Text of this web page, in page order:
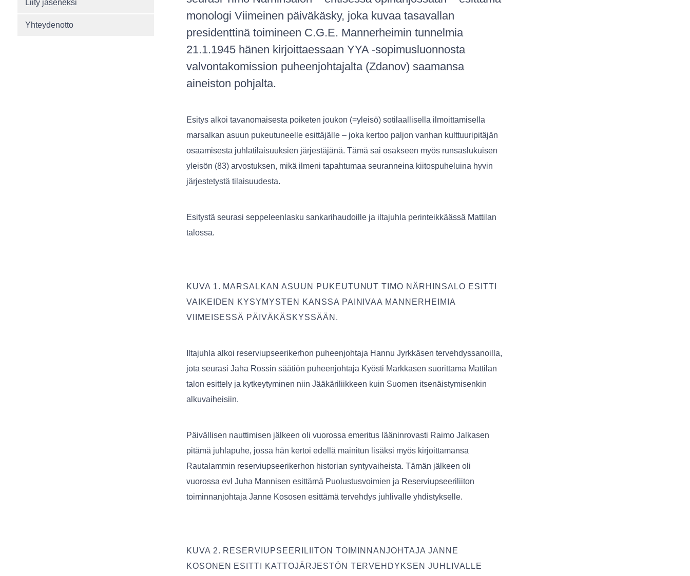
Liity jäseneksi
Yhteydenotto
monologi Viimeinen päiväkäsky, joka kuvaa tasavallan
presidenttinä toimineen C.G.E. Mannerheimin tunnelmia
21.1.1945 hänen kirjoittaessaan YYA -sopimusluonnosta
valvontakomission puheenjohtajalta (Zdanov) saamansa
aineiston pohjalta.
Esitys alkoi tavanomaisesta poiketen joukon (=yleisö) sotilaallisella ilmoittamisella
marsalkan asuun pukeutuneelle esittäjälle – joka kertoo paljon vanhan kulttuuripitäjän
osaamisesta juhlatilaisuuksien järjestäjänä. Tämä sai osakseen myös runsaslukuisen
yleisön (83) arvostuksen, mikä ilmeni tapahtumaa seuranneina kiitospuheluina hyvin
järjestetystä tilaisuudesta.
Esitystä seurasi seppeleenlasku sankarihaudoille ja iltajuhla perinteikkäässä Mattilan
talossa.
KUVA 1. MARSALKAN ASUUN PUKEUTUNUT TIMO NÄRHINSALO ESITTI
VAIKEIDEN KYSYMYSTEN KANSSA PAINIVAA MANNERHEIMIA
VIIMEISESSÄ PÄIVÄKÄSKYSSÄÄN.
Iltajuhla alkoi reserviupseerikerhon puheenjohtaja Hannu Jyrkkäsen tervehdyssanoilla,
jota seurasi Jaha Rossin säätiön puheenjohtaja Kyösti Markkasen suorittama Mattilan
talon esittely ja kytkeytyminen niin Jääkäriliikkeen kuin Suomen itsenäistymisenkin
alkuvaiheisiin.
Päivällisen nauttimisen jälkeen oli vuorossa emeritus lääninrovasti Raimo Jalkasen
pitämä juhlapuhe, jossa hän kertoi edellä mainitun lisäksi myös kirjoittamansa
Rautalammin reserviupseerikerhon historian syntyvaiheista. Tämän jälkeen oli
vuorossa evl Juha Mannisen esittämä Puolustusvoimien ja Reserviupseeriliiton
toiminnanjohtaja Janne Kososen esittämä tervehdys juhlivalle yhdistykselle.
KUVA 2. RESERVIUPSEERILIITON TOIMINNANJOHTAJA JANNE
KOSONEN ESITTI KATTOJÄRJESTÖN TERVEHDYKSEN JUHLIVALLE